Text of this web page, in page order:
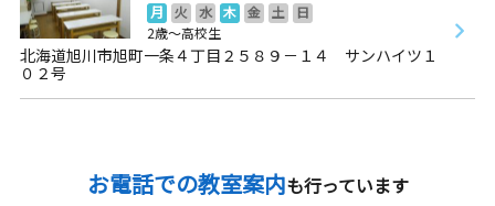
月 火 水 木 金 土
日
2歳～高校生
北海道旭川市旭町一条４丁目２５８９－１４ サンハイツ１
０２号
お電話での教室案内も行っています